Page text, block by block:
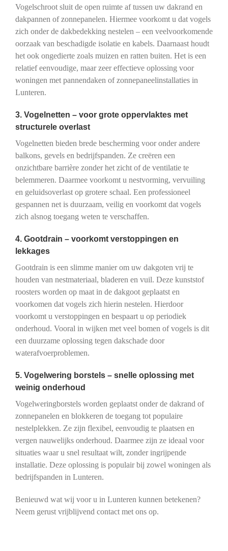
Vogelschroot sluit de open ruimte af tussen uw dakrand en
dakpannen of zonnepanelen. Hiermee voorkomt u dat vogels
zich onder de dakbedekking nestelen – een veelvoorkomende
oorzaak van beschadigde isolatie en kabels. Daarnaast houdt
het ook ongedierte zoals muizen en ratten buiten. Het is een
relatief eenvoudige, maar zeer effectieve oplossing voor
woningen met pannendaken of zonnepaneelinstallaties in
Lunteren.
3. Vogelnetten – voor grote oppervlaktes met
structurele overlast
Vogelnetten bieden brede bescherming voor onder andere
balkons, gevels en bedrijfspanden. Ze creëren een
onzichtbare barrière zonder het zicht of de ventilatie te
belemmeren. Daarmee voorkomt u nestvorming, vervuiling
en geluidsoverlast op grotere schaal. Een professioneel
gespannen net is duurzaam, veilig en voorkomt dat vogels
zich alsnog toegang weten te verschaffen.
4. Gootdrain – voorkomt verstoppingen en
lekkages
Gootdrain is een slimme manier om uw dakgoten vrij te
houden van nestmateriaal, bladeren en vuil. Deze kunststof
roosters worden op maat in de dakgoot geplaatst en
voorkomen dat vogels zich hierin nestelen. Hierdoor
voorkomt u verstoppingen en bespaart u op periodiek
onderhoud. Vooral in wijken met veel bomen of vogels is dit
een duurzame oplossing tegen dakschade door
waterafvoerproblemen.
5. Vogelwering borstels – snelle oplossing met
weinig onderhoud
Vogelweringborstels worden geplaatst onder de dakrand of
zonnepanelen en blokkeren de toegang tot populaire
nestelplekken. Ze zijn flexibel, eenvoudig te plaatsen en
vergen nauwelijks onderhoud. Daarmee zijn ze ideaal voor
situaties waar u snel resultaat wilt, zonder ingrijpende
installatie. Deze oplossing is populair bij zowel woningen als
bedrijfspanden in Lunteren.
Benieuwd wat wij voor u in Lunteren kunnen betekenen?
Neem gerust vrijblijvend contact met ons op.